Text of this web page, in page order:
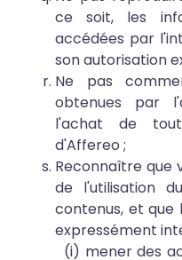
ce soit, les
accédées par
son autorisation
Ne pas
obtenues par
l'achat de
d'Affereo ;
Reconnaître que
de l'utilisation
contenus, et que
expressément
(i) mener des